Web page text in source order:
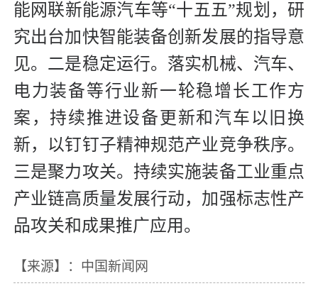
能网联新能源汽车等“十五五”规划，研
究出台加快智能装备创新发展的指导意
见。二是稳定运行。落实机械、汽车、
电力装备等行业新一轮稳增长工作方
案，持续推进设备更新和汽车以旧换
新，以钉钉子精神规范产业竞争秩序。
三是聚力攻关。持续实施装备工业重点
产业链高质量发展行动，加强标志性产
品攻关和成果推广应用。
【来源】：中国新闻网